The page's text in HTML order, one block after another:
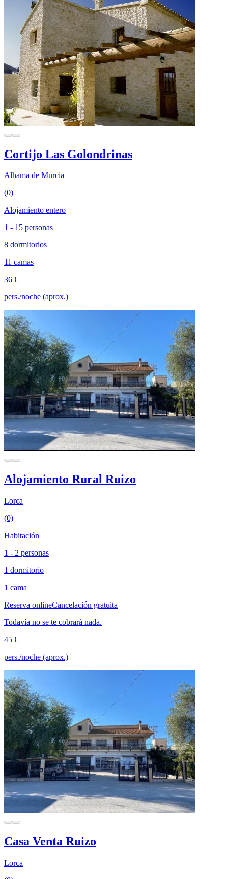
Cortijo Las Golondrinas
Alhama de Murcia
(0)
Alojamiento entero
1 - 15 personas
8 dormitorios
11 camas
36 €
pers./noche (aprox.)
Alojamiento Rural Ruizo
Lorca
(0)
Habitación
1 - 2 personas
1 dormitorio
1 cama
Reserva onlineCancelación gratuita
Todavía no se te cobrará nada.
45 €
pers./noche (aprox.)
Casa Venta Ruizo
Lorca